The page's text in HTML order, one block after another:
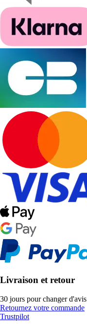
Livraison et retour
30 jours pour changer d'avis
Retournez votre commande
Trustpilot